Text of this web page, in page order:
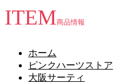
ITEM商品情報
ホーム
ピンクハーツストア
大阪サーティ